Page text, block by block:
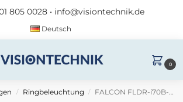
805 0028 • info@visiontechnik.de
Deutsch
0
/ Ringbeleuchtung / FALCON FLDR-i70B-W